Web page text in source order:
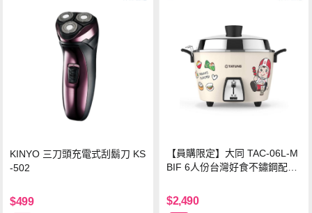
KINYO 三刀頭充電式刮鬍刀 KS
-502
$499
【員購限定】大同 TAC-06L-M
BIF 6人份台灣好食不鏽鋼配件
$2,490